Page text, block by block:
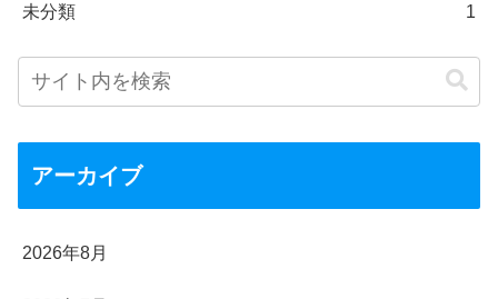
未分類 1
アーカイブ
2026年8月